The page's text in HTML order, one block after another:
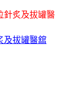
針炙及拔罐醫
及拔罐醫舘